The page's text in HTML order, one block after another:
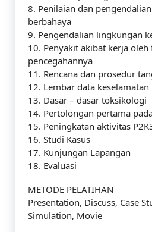
8. Penilaian dan
berbahaya
9. Pengendalian lingkungan
10. Penyakit akibat kerja
pencegahannya
11. Rencana dan prosedur
12. Lembar data
13. Dasar – dasar toksikologi
14. Pertolongan pertama
15. Peningkatan aktivitas
16. Studi Kasus
17. Kunjungan Lapangan
18. Evaluasi
METODE PELATIHAN
Presentation, Discuss, Case
Simulation, Movie